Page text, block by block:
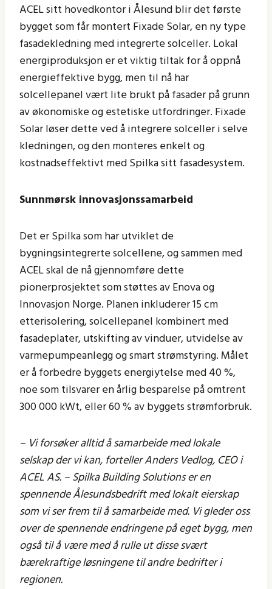
ACEL sitt hovedkontor i Ålesund blir det første
bygget som får montert Fixade Solar, en ny type
fasadekledning med integrerte solceller. Lokal
energiproduksjon er et viktig tiltak for å oppnå
energieffektive bygg, men til nå har
solcellepanel vært lite brukt på fasader på grunn
av økonomiske og estetiske utfordringer. Fixade
Solar løser dette ved å integrere solceller i selve
kledningen, og den monteres enkelt og
kostnadseffektivt med Spilka sitt fasadesystem.
Sunnmørsk innovasjonssamarbeid
Det er Spilka som har utviklet de
bygningsintegrerte solcellene, og sammen med
ACEL skal de nå gjennomføre dette
pionerprosjektet som støttes av Enova og
Innovasjon Norge. Planen inkluderer 15 cm
etterisolering, solcellepanel kombinert med
fasadeplater, utskifting av vinduer, utvidelse av
varmepumpeanlegg og smart strømstyring. Målet
er å forbedre byggets energiytelse med 40 %,
noe som tilsvarer en årlig besparelse på omtrent
300 000 kWt, eller 60 % av byggets strømforbruk.
– Vi forsøker alltid å samarbeide med lokale
selskap der vi kan, forteller Anders Vedlog, CEO i
ACEL AS. – Spilka Building Solutions er en
spennende Ålesundsbedrift med lokalt eierskap
som vi ser frem til å samarbeide med. Vi gleder oss
over de spennende endringene på eget bygg, men
også til å være med å rulle ut disse svært
bærekraftige løsningene til andre bedrifter i
regionen.